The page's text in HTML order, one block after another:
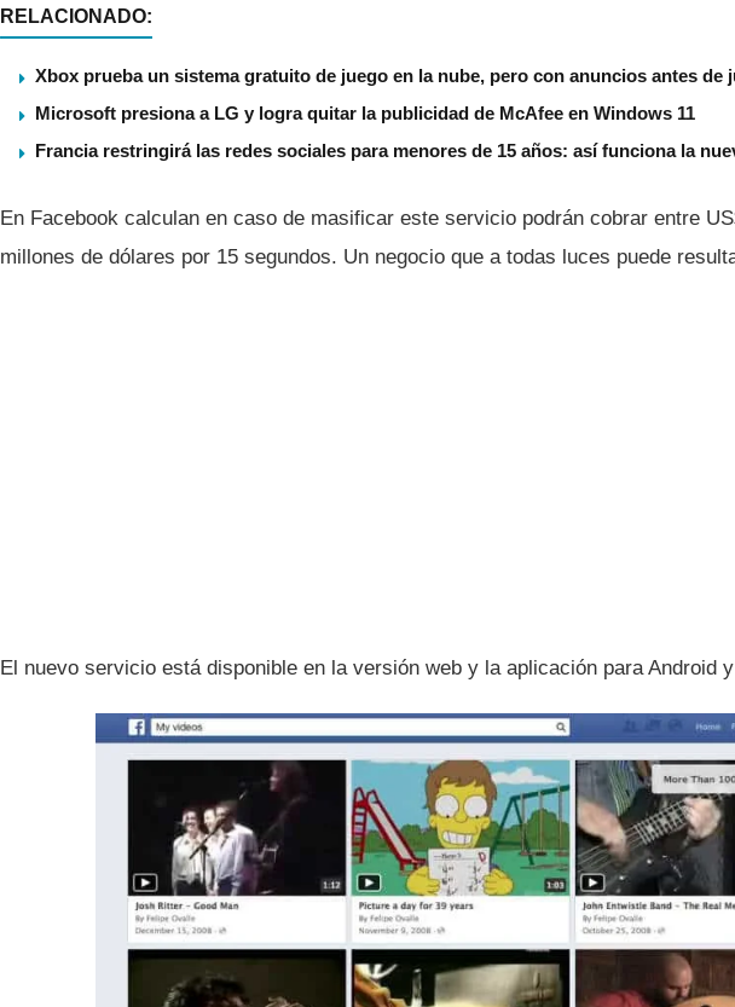
RELACIONADO:
Xbox prueba un sistema gratuito de juego en la nube, pero con anuncios antes de
Microsoft presiona a LG y logra quitar la publicidad de McAfee en Windows 11
Francia restringirá las redes sociales para menores de 15 años: así funciona la
En Facebook calculan en caso de masificar este servicio podrán cobrar entre
millones de dólares por 15 segundos. Un negocio que a todas luces puede
El nuevo servicio está disponible en la versión web y la aplicación para Android